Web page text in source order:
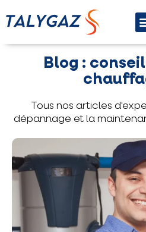
Blog :
Tous nos articles
dépannage et la